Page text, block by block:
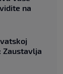
na
Zaustavlja